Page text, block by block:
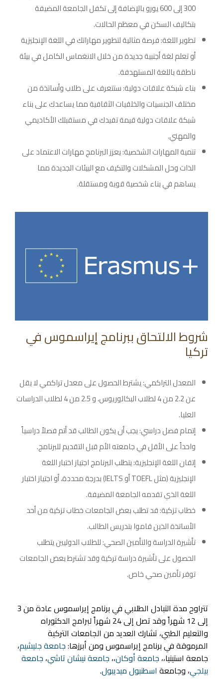
300 إلى 600 يورو بالإضافة إلى تكفل الجامعة المضيفة
بتكاليف السكن في معظم الحالات.
تطوير اللغة: فرصة مثالية لتطوير مهاراتك في اللغة الإنجليزية
أو تعلم لغة أجنبية جديدة من خلال الانغماس الكامل في بيئة
ناطقة باللغة المستهدفة.
بناء شبكة علاقات دولية: ستتعرف على طلاب وأساتذة من
مختلف الجنسيات والخلفيات الثقافية مما يساعدك على بناء
شبكة علاقات دولية قيمة تفيدك في مستقبلك الأكاديمي
والمهني.
تنمية المهارات الشخصية: يعزز البرنامج مهارات الاعتماد على
الذات وحل المشكلات والتكيف مع البيئات الجديدة مما
يساهم في بناء شخصية قوية ومستقلة.
شروط الالتحاق ببرنامج إيراسموس في
تركيا
المعدل التراكمي: يشترط الحصول على معدل تراكمي لا يقل
عن 2.2 من 4 لطلاب البكالوريوس، و 2.5 من 4 لطلاب الدراسات
العليا.
إتمام فصل دراسي: يجب أن يكون الطالب قد أتم فصلاً دراسياً
واحداً على الأقل في جامعته الأم قبل التقديم للبرنامج.
إتقان اللغة الإنجليزية: يتطلب البرنامج اجتياز اختبار اللغة
الإنجليزية (مثل TOEFL أو IELTS) بدرجة محددة، أو اجتياز اختبار
اللغة الذي تقدمه الجامعة المضيفة.
خطاب تزكية: قد تطلب بعض الجامعات خطاب تزكية من أحد
الأساتذة الذين قاموا بتدريس الطالب.
تأشيرة الدراسة والتأمين الصحي: للطلاب الدوليين يتطلب
الحصول على تأشيرة دراسة تركية وقد تشترط بعض الجامعات
توفر تأمين صحي خاص.
تتراوح مدة التبادل الطلابي في برنامج إيراسموس عادة من 3
إلى 12 شهراً وقد تصل إلى 24 شهراً لبرامج الدكتوراه
والتعليم الطبي، تشارك العديد من الجامعات التركية
المرموقة في برنامج إيراسموس ومن أبرزها:جامعة جليشيم،
جامعة استينيا،، جامعة أوكان،، جامعة نيشان تاشي، جامعة
بيلجي، وجامعة اسطنبول ميديبول.